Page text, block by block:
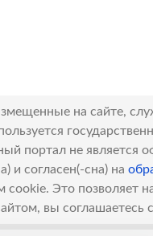
на сайте,
портал не является
и согласен(-сна) на
cookie. Это позволяет
вы соглашаетесь